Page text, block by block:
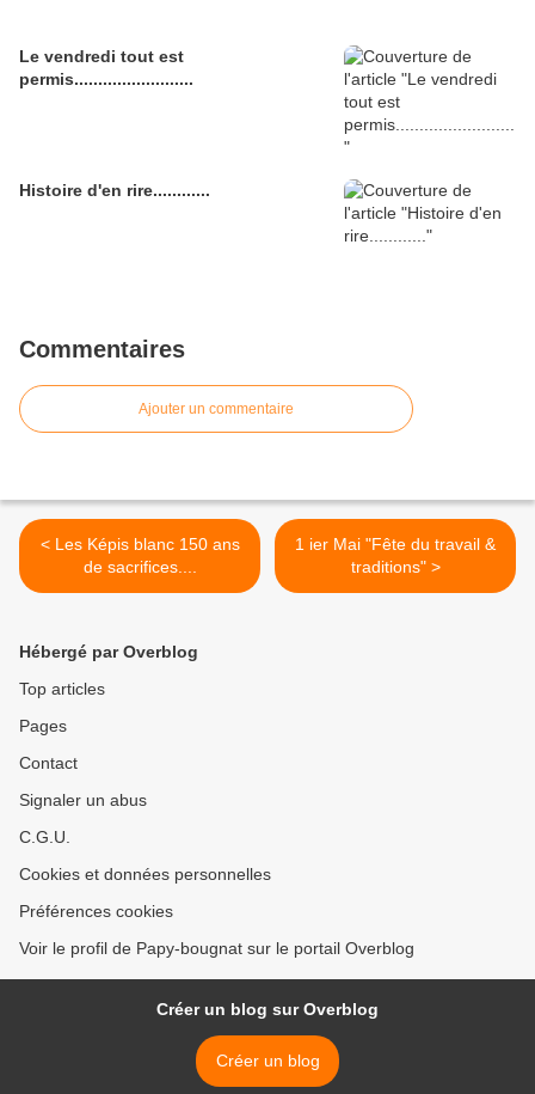
Le vendredi tout est
permis.........................
Histoire d'en rire............
Commentaires
Ajouter un commentaire
< Les Képis blanc 150 ans
de sacrifices....
1 ier Mai "Fête du travail &
traditions" >
Hébergé par Overblog
Top articles
Pages
Contact
Signaler un abus
C.G.U.
Cookies et données personnelles
Préférences cookies
Voir le profil de Papy-bougnat sur le portail Overblog
Créer un blog sur Overblog
Créer un blog